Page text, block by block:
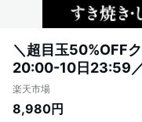
＼超目玉50%OFF
20:00-10日23:59
250g 長崎和牛 和牛
ゃぶしゃぶ用 長崎
楽天市場
8,980円